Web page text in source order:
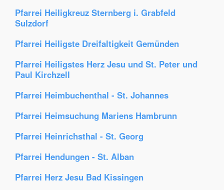
Pfarrei Heiligkreuz Sternberg i. Grabfeld
Sulzdorf
Pfarrei Heiligste Dreifaltigkeit Gemünden
Pfarrei Heiligstes Herz Jesu und St. Peter und
Paul Kirchzell
Pfarrei Heimbuchenthal - St. Johannes
Pfarrei Heimsuchung Mariens Hambrunn
Pfarrei Heinrichsthal - St. Georg
Pfarrei Hendungen - St. Alban
Pfarrei Herz Jesu Bad Kissingen